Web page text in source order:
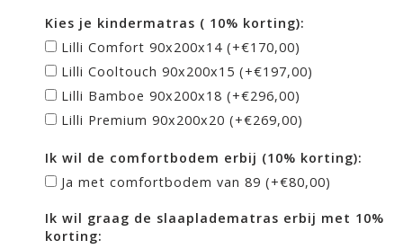
Kies je kindermatras ( 10% korting):
Lilli Comfort 90x200x14 (+€170,00)
Lilli Cooltouch 90x200x15 (+€197,00)
Lilli Bamboe 90x200x18 (+€296,00)
Lilli Premium 90x200x20 (+€269,00)
Ik wil de comfortbodem erbij (10% korting):
Ja met comfortbodem van 89 (+€80,00)
Ik wil graag de slaapladematras erbij met 10%
korting: